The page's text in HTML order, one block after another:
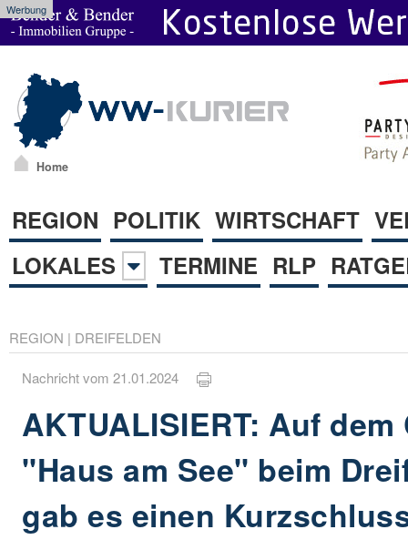
Werbung
Home
REGION POLITIK WIRTSCHAFT
LOKALES
TERMINE RLP
REGION | DREIFELDEN
Nachricht vom 21.01.2024
AKTUALISIERT: Auf
"Haus am See" beim
gab es einen